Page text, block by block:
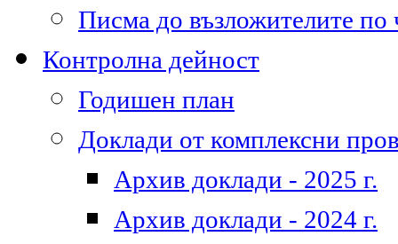
Писма до възложителите по
Контролна дейност
Годишен план
Доклади от комплексни
Архив доклади - 2025 г.
Архив доклади - 2024 г.